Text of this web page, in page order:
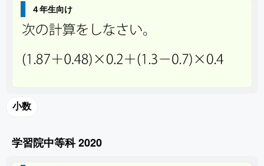
４年生向け
小数
学習院中等科 2020